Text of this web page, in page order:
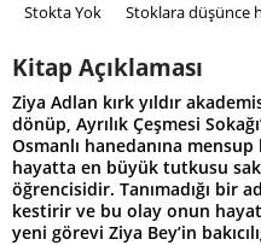
Stokta Yok Stoklara düşünce
Kitap Açıklaması
Ziya Adlan kırk yıldır
dönüp, Ayrılık Çeşmesi
Osmanlı hanedanına
hayatta en büyük tutkusu
öğrencisidir. Tanımadığı bir
kestirir ve bu olay onun
yeni görevi Ziya Bey’in